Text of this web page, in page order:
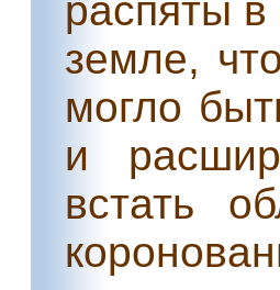
распяты в
земле,
могло
и
встать